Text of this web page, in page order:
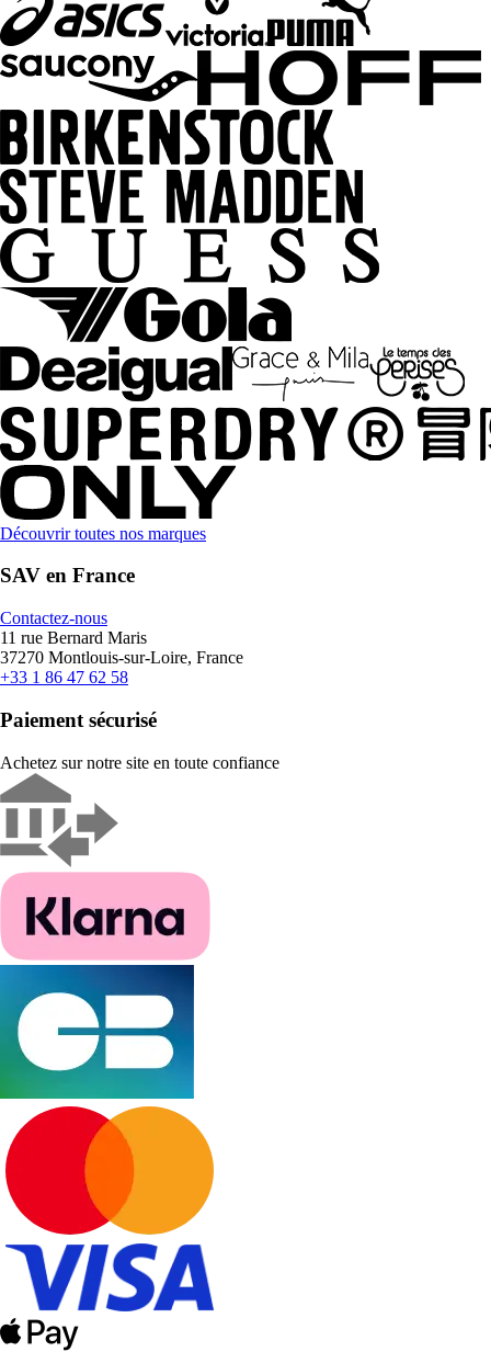
Découvrir toutes nos marques
SAV en France
Contactez-nous
11 rue Bernard Maris
37270 Montlouis-sur-Loire, France
+33 1 86 47 62 58
Paiement sécurisé
Achetez sur notre site en toute confiance